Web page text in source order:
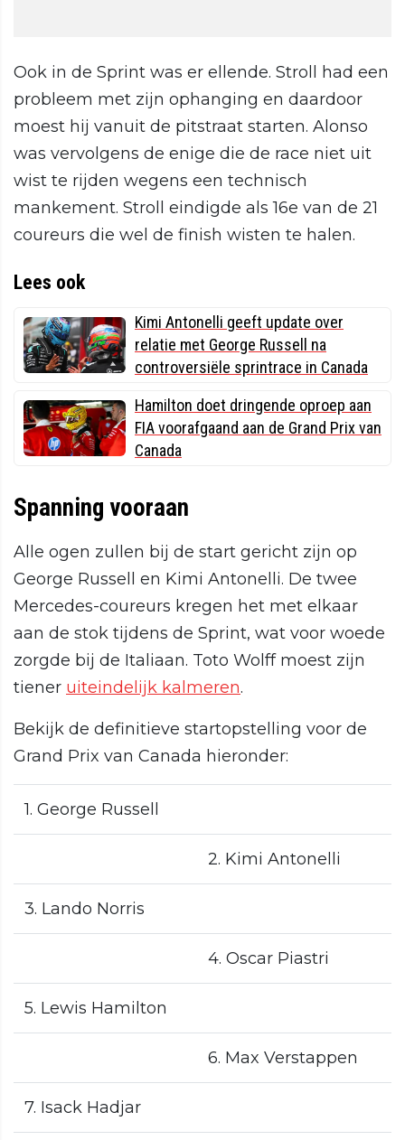
Ook in de Sprint was er ellende. Stroll had een
probleem met zijn ophanging en daardoor
moest hij vanuit de pitstraat starten. Alonso
was vervolgens de enige die de race niet uit
wist te rijden wegens een technisch
mankement. Stroll eindigde als 16e van de 21
coureurs die wel de finish wisten te halen.
Lees ook
Kimi Antonelli geeft update over
relatie met George Russell na
controversiële sprintrace in Canada
Hamilton doet dringende oproep aan
FIA voorafgaand aan de Grand Prix van
Canada
Spanning vooraan
Alle ogen zullen bij de start gericht zijn op
George Russell en Kimi Antonelli. De twee
Mercedes-coureurs kregen het met elkaar
aan de stok tijdens de Sprint, wat voor woede
zorgde bij de Italiaan. Toto Wolff moest zijn
tiener uiteindelijk kalmeren.
Bekijk de definitieve startopstelling voor de
Grand Prix van Canada hieronder:
1. George Russell
2. Kimi Antonelli
3. Lando Norris
4. Oscar Piastri
5. Lewis Hamilton
6. Max Verstappen
7. Isack Hadjar